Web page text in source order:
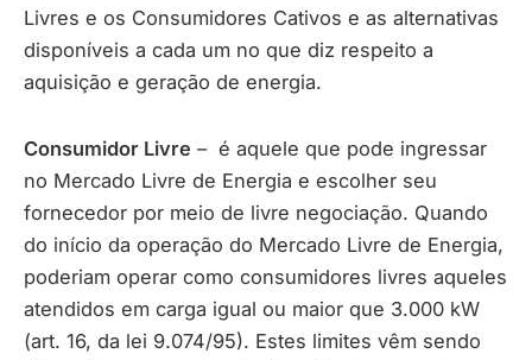
Livres e os Consumidores Cativos e as alternativas
disponíveis a cada um no que diz respeito a
aquisição e geração de energia.
Consumidor Livre – é aquele que pode ingressar
no Mercado Livre de Energia e escolher seu
fornecedor por meio de livre negociação. Quando
do início da operação do Mercado Livre de Energia,
poderiam operar como consumidores livres aqueles
atendidos em carga igual ou maior que 3.000 kW
(art. 16, da lei 9.074/95). Estes limites vêm sendo